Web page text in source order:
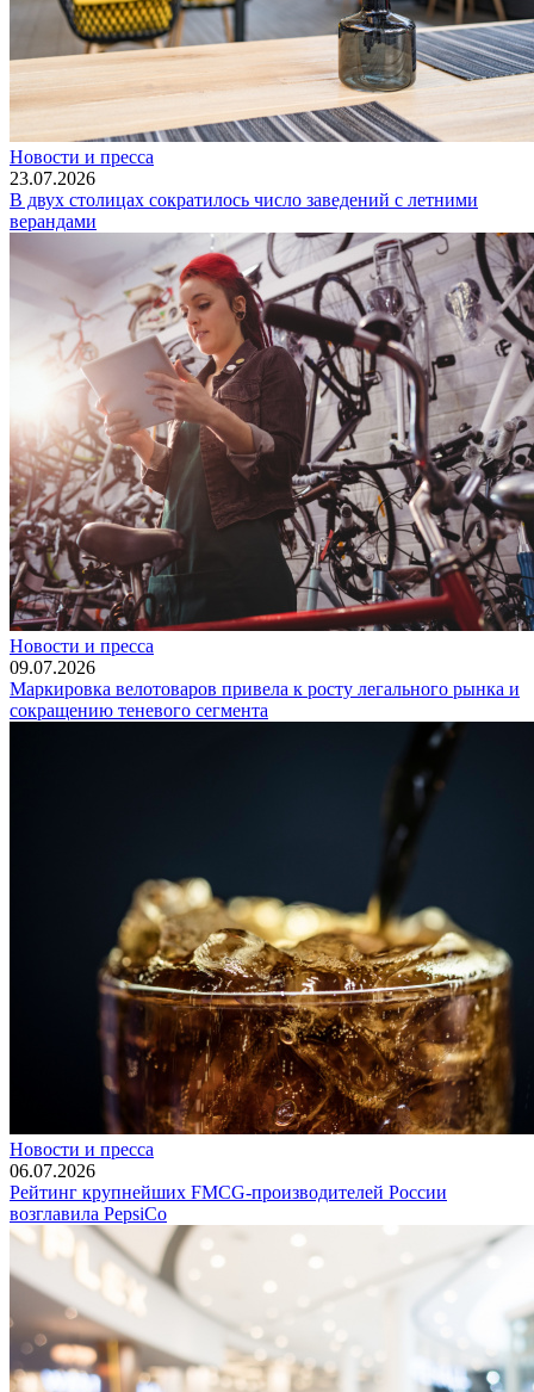
Новости и пресса
23.07.2026
В двух столицах сократилось число заведений с летними
верандами
Новости и пресса
09.07.2026
Маркировка велотоваров привела к росту легального рынка и
сокращению теневого сегмента
Новости и пресса
06.07.2026
Рейтинг крупнейших FMCG-производителей России
возглавила PepsiCo